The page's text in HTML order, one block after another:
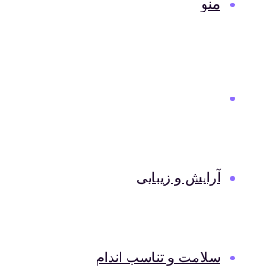
منو
آرایش و زیبایی
سلامت و تناسب اندام